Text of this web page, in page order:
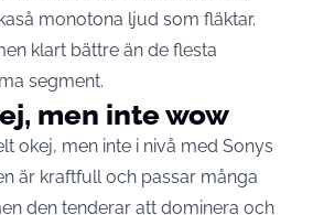
monotona ljud som fläktar.
klart bättre än de flesta
segment.
men inte wow
okej, men inte i nivå med Sonys
är kraftfull och passar många
den tenderar att dominera och